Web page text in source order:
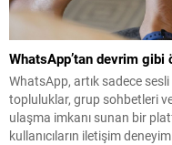
WhatsApp’tan devrim gibi
WhatsApp, artık sadece
topluluklar, grup sohbetleri
ulaşma imkanı sunan bir
kullanıcıların iletişim